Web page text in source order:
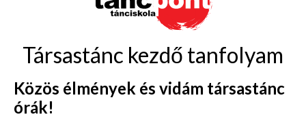
Társastánc kezdő tanfolyam
Közös élmények és vidám társastánc
órák!